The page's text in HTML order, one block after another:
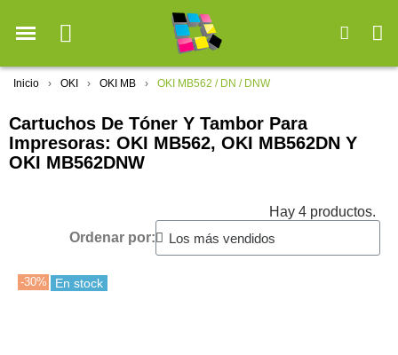
Inicio OKI OKI MB OKI MB562 / DN / DNW
Cartuchos De Tóner Y Tambor Para
Impresoras: OKI MB562, OKI MB562DN Y
OKI MB562DNW
Hay 4 productos.
Ordenar por:
-30% En stock